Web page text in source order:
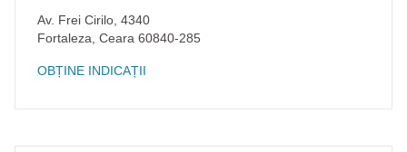
Av. Frei Cirilo, 4340
Fortaleza Ceara 60840-285
OBȚINE INDICAȚII